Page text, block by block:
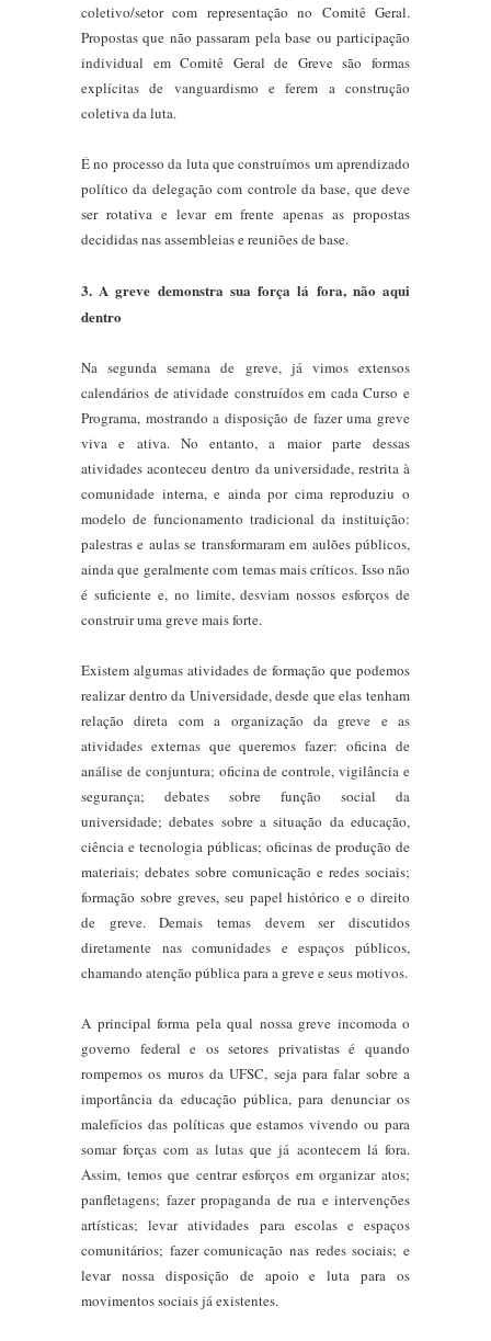
coletivo/setor com representação no Comitê Geral.
Propostas que não passaram pela base ou participação
individual em Comitê Geral de Greve são formas
explícitas de vanguardismo e ferem a construção
coletiva da luta.
É no processo da luta que construímos um aprendizado
político da delegação com controle da base, que deve
ser rotativa e levar em frente apenas as propostas
decididas nas assembleias e reuniões de base.
3. A greve demonstra sua força lá fora, não aqui
dentro
Na segunda semana de greve, já vimos extensos
calendários de atividade construídos em cada Curso e
Programa, mostrando a disposição de fazer uma greve
viva e ativa. No entanto, a maior parte dessas
atividades aconteceu dentro da universidade, restrita à
comunidade interna, e ainda por cima reproduziu o
modelo de funcionamento tradicional da instituição:
palestras e aulas se transformaram em aulões públicos,
ainda que geralmente com temas mais críticos. Isso não
é suficiente e, no limite, desviam nossos esforços de
construir uma greve mais forte.
Existem algumas atividades de formação que podemos
realizar dentro da Universidade, desde que elas tenham
relação direta com a organização da greve e as
atividades externas que queremos fazer: oficina de
análise de conjuntura; oficina de controle, vigilância e
segurança; debates sobre função social da
universidade; debates sobre a situação da educação,
ciência e tecnologia públicas; oficinas de produção de
materiais; debates sobre comunicação e redes sociais;
formação sobre greves, seu papel histórico e o direito
de greve. Demais temas devem ser discutidos
diretamente nas comunidades e espaços públicos,
chamando atenção pública para a greve e seus motivos.
A principal forma pela qual nossa greve incomoda o
governo federal e os setores privatistas é quando
rompemos os muros da UFSC, seja para falar sobre a
importância da educação pública, para denunciar os
malefícios das políticas que estamos vivendo ou para
somar forças com as lutas que já acontecem lá fora.
Assim, temos que centrar esforços em organizar atos;
panfletagens; fazer propaganda de rua e intervenções
artísticas; levar atividades para escolas e espaços
comunitários; fazer comunicação nas redes sociais; e
levar nossa disposição de apoio e luta para os
movimentos sociais já existentes.